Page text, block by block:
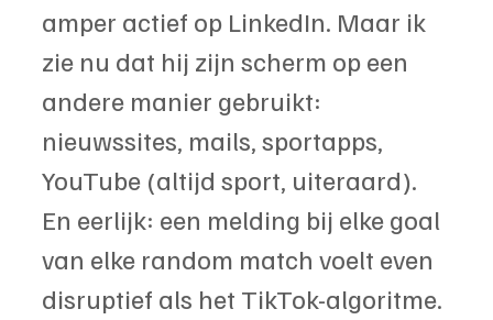
amper actief op LinkedIn. Maar ik
zie nu dat hij zijn scherm op een
andere manier gebruikt:
nieuwssites, mails, sportapps,
YouTube (altijd sport, uiteraard).
En eerlijk: een melding bij elke goal
van elke random match voelt even
disruptief als het TikTok-algoritme.